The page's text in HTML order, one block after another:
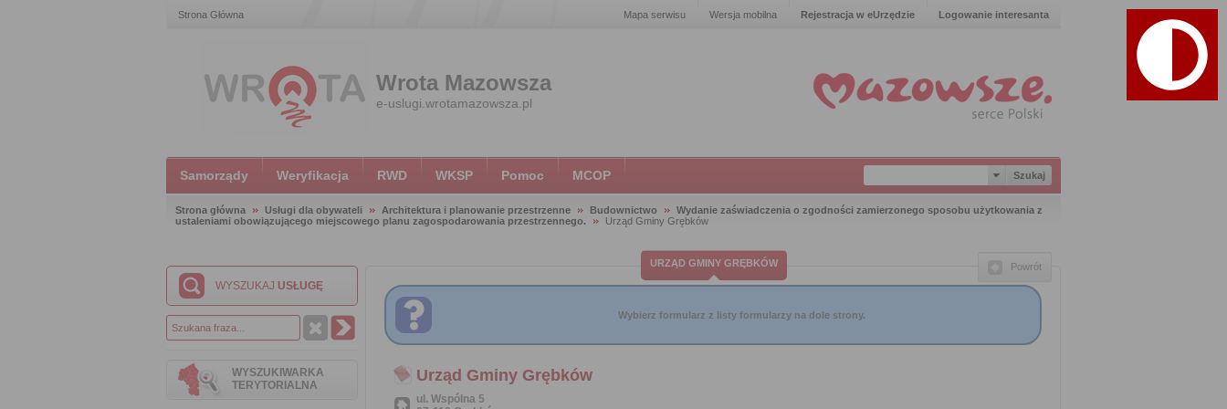
Strona Główna Mapa serwisu Wersja mobilna Rejestracja w eUrzędzie Logowanie interesanta
Wrota Mazowsza
e-uslugi.wrotamazowsza.pl
Samorządy Weryfikacja RWD WKSP Pomoc MCOP
Strona główna Usługi dla obywateli Architektura i planowanie przestrzenne Budownictwo
Wydanie zaświadczenia o zgodności zamierzonego sposobu użytkowania z
ustaleniami obowiązującego miejscowego planu zagospodarowania przestrzennego.
Urząd Gminy Grębków
WYSZUKAJ USŁUGĘ
WYSZUKIWARKA
TERYTORIALNA
URZĄD GMINY GRĘBKÓW Powrót
Wybierz formularz z listy formularzy na dole strony.
Urząd Gminy Grębków
ul. Wspólna 5